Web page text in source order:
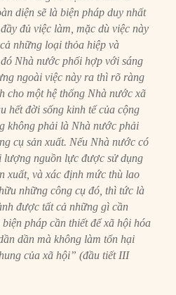
diện sẽ là biện pháp duy nhất
đủ việc làm, mặc dù việc này
những loại thỏa hiệp và
Nhà nước phối hợp với sáng
ngoài việc này ra thì rõ ràng
cho một hệ thống Nhà nước xã
hết đời sống kinh tế của cộng
không phải là Nhà nước phải
cụ sản xuất. Nếu Nhà nước có
lượng nguồn lực được sử dụng
xuất, và xác định mức thù lao
những công cụ đó, thì tức là
được tất cả những gì cần
pháp cần thiết để xã hội hóa
dần mà không làm tổn hại
của xã hội” (đầu tiết III